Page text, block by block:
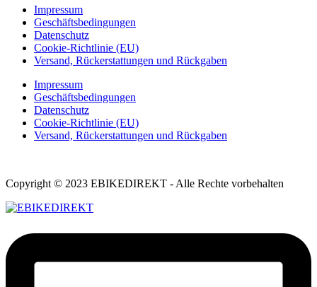
Impressum
Geschäftsbedingungen
Datenschutz
Cookie-Richtlinie (EU)
Versand, Rückerstattungen und Rückgaben
Impressum
Geschäftsbedingungen
Datenschutz
Cookie-Richtlinie (EU)
Versand, Rückerstattungen und Rückgaben
Copyright © 2023 EBIKEDIREKT - Alle Rechte vorbehalten